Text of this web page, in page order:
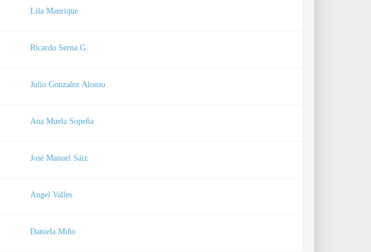
Lila Manrique
Ricardo Serna G
Julio Gonzalez Alonso
Ana Muela Sopeña
José Manuel Sáiz
Angel Valles
Daniela Miño